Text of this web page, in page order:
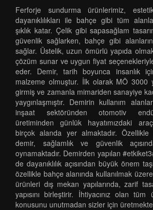
Ferforje sundurma ürünlerimiz,
dayanıklılıkları ile bahçe gibi tüm
şıklık katar. Çelik gibi sapasağlam
güvenlik sağlarken, bahçe gibi
sağlar. Üstelik, uzun ömürlü yapıda
çözüm sunar ve uygun fiyat
eder. Demir, tarih boyunca insanlık
malzeme olmuştur. İlk olarak MÖ 3000
girmiş ve zamanla mimariden sanayiye
yaygınlaşmıştır. Demirin kullanım
inşaat sektöründen otomotiv
üretiminden günlük hayatımızdaki
birçok alanda yer almaktadır.
demir, sağlamlık ve güvenlik
oynamaktadır. Demirden yapılan
de dayanıklılık açısından büyük önem
özellikle bahçe alanında kullanılmak
ürünleri dış mekan yapılarında, zarif
yapısını birleştirir. İhtiyacınız olan
konusunu unutmadan sizler için